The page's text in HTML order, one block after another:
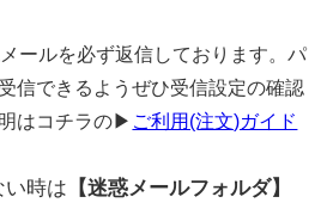
ールを必ず返信しております。パ
信できるようぜひ受信設定の確認
はコチラの▶ ご利用(注文)ガイド
時は 【迷惑メールフォルダ】